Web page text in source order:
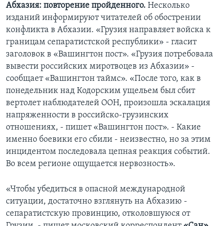
Абхазия: повторение пройденного. Несколько
изданий информируют читателей об обострении
конфликта в Абхазии. «Грузия направляет войска к
границам сепаратистской республики» - гласит
заголовок в «Вашингтон пост». «Грузия потребовала
вывести российских миротвоцев из Абхазии» -
сообщает «Вашингтон таймс». «После того, как в
понедельник над Кодорским ущельем был сбит
вертолет наблюдателей ООН, произошла эскалация
напряженности в российско-грузинских
отношениях, - пишет «Вашингтон пост». - Какие
именно боевики его сбили - неизвестно, но за этим
инцидентом последовала цепная реакция событий.
Во всем регионе ощущается нервозность».
«Чтобы убедиться в опасной международной
ситуации, достаточно взглянуть на Абхазию -
сепаратистскую провинцию, отколовшуюся от